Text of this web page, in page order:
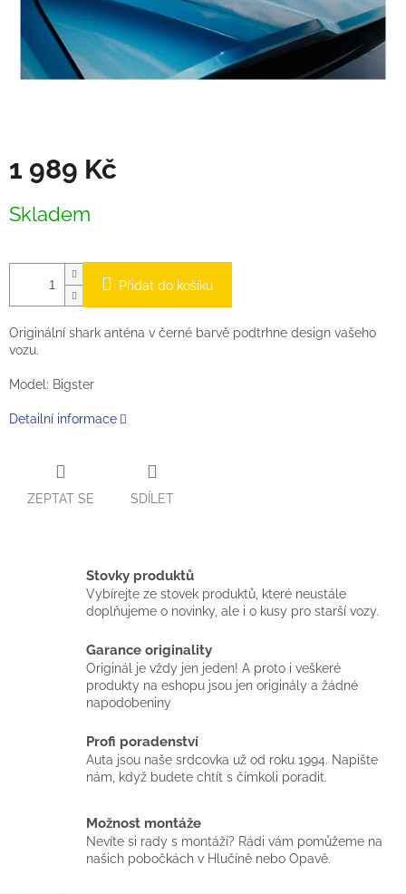
1 989 Kč
cena:
Skladem
Přidat do košíku
Originální shark anténa v černé barvě podtrhne design vašeho
vozu.
Model: Bigster
Detailní informace
ZEPTAT SE SDÍLET
Stovky produktů
Vybírejte ze stovek produktů, které neustále
doplňujeme o novinky, ale i o kusy pro starší vozy.
Garance originality
Originál je vždy jen jeden! A proto i veškeré
produkty na eshopu jsou jen originály a žádné
napodobeniny
Profi poradenství
Auta jsou naše srdcovka už od roku 1994. Napište
nám, když budete chtít s čímkoli poradit.
Možnost montáže
Nevíte si rady s montáží? Rádi vám pomůžeme na
našich pobočkách v Hlučíně nebo Opavě.